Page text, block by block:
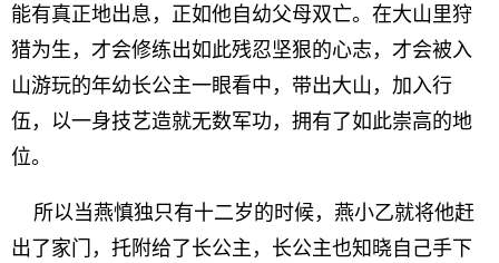
能有真正地出息，正如他自幼父母双亡。在大山里狩
猎为生，才会修练出如此残忍坚狠的心志，才会被入
山游玩的年幼长公主一眼看中，带出大山，加入行
伍，以一身技艺造就无数军功，拥有了如此崇高的地
位。
所以当燕慎独只有十二岁的时候，燕小乙就将他赶
出了家门，托附给了长公主，长公主也知晓自己手下